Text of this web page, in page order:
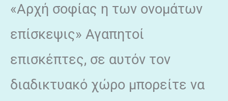
«Αρχή σοφίας η των ονομάτων
επίσκεψις» Αγαπητοί
επισκέπτες, σε αυτόν τον
διαδικτυακό χώρο μπορείτε να